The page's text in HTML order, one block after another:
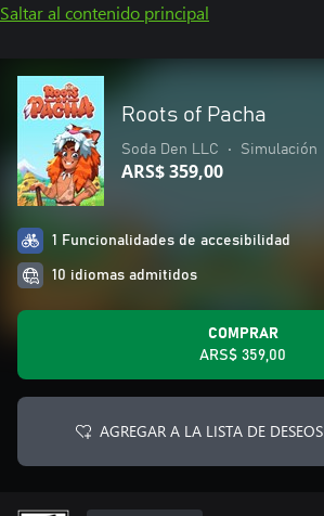
Saltar al contenido principal
Roots of Pacha
Soda Den LLC • Simulación
ARS$ 359,00
1 Funcionalidades de accesibilidad
10 idiomas admitidos
COMPRAR
ARS$ 359,00
AGREGAR A LA LISTA DE DESEOS